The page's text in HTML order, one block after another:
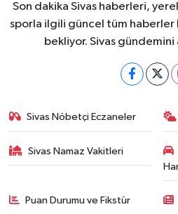
Son dakika Sivas haberleri,
sporla ilgili güncel tüm haberler
bekliyor. Sivas gündemini
Sivas Nöbetçi Eczaneler
Sivas Namaz Vakitleri
Puan Durumu ve Fikstür